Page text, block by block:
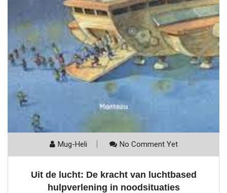
Mug-Heli No Comment Yet
Uit de lucht: De kracht van luchtbased
hulpverlening in noodsituaties